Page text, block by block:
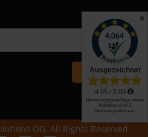
ANMELDEN
OG. All Rights Reserved
✕